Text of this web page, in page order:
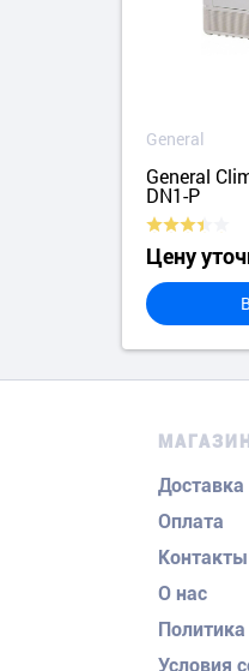
General
General
DN1-P
Цену
МАГАЗИН
Доставка
Оплата
Контакты
О нас
Условия